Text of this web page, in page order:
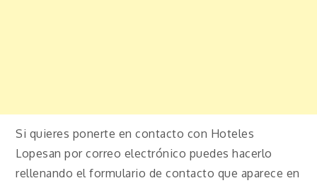
Si quieres ponerte en contacto con Hoteles
Lopesan por correo electrónico puedes hacerlo
rellenando el formulario de contacto que aparece en